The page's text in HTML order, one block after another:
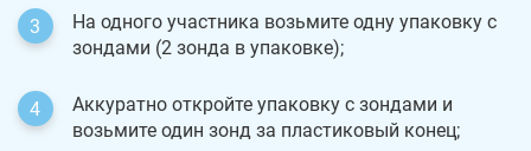
На одного участника возьмите одну упаковку с
зондами (2 зонда в упаковке);
Аккуратно откройте упаковку с зондами и
возьмите один зонд за пластиковый конец;